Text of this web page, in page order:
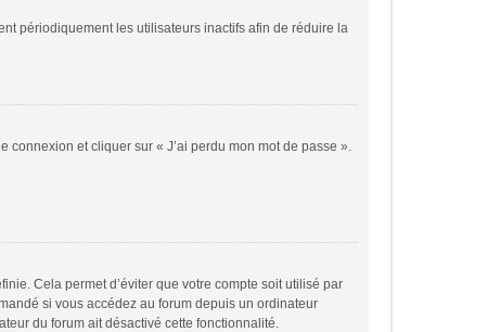
périodiquement les utilisateurs inactifs afin de réduire la
et cliquer sur « J’ai perdu mon mot de passe ».
Cela permet d’éviter que votre compte soit utilisé par
si vous accédez au forum depuis un ordinateur
du forum ait désactivé cette fonctionnalité.